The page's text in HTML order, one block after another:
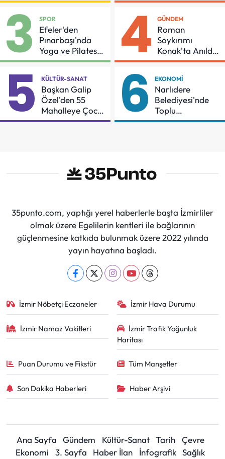
3 SPOR
Efeler'den
Pınarbaşı'nda
Yoga ve Pilates
Buluşması
4 GÜNDEM
Roman
Soykırımı
Konak'ta Anıldı:
"Eşit Bir Yaşam
Sürdüreceğiz"
5 KÜLTÜR-SANAT
Başkan Galip
Özel'den 55
Mahalleye Çocuk
Şenliği
6 EKONOMI
Narlıdere
Belediyesi'nde
Toplu
Sözleşmeye
35punto.com, yaptığı yerel haberlerle başta İzmirliler
olmak üzere Egelilerin kentleri ile bağlarının
güçlenmesine katkıda bulunmak üzere 2022 yılında
yayın hayatına başladı.
İzmir Nöbetçi Eczaneler İzmir Hava Durumu
İzmir Namaz Vakitleri
İzmir Trafik Yoğunluk
Haritası
Puan Durumu ve Fikstür Tüm Manşetler
Son Dakika Haberleri Haber Arşivi
Ana Sayfa Gündem Kültür-Sanat Tarih
Çevre
Ekonomi
3. Sayfa Haber İlan İnfografik Sağlık